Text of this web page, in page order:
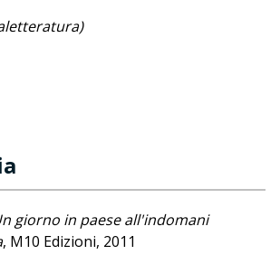
giorno in paese all'indomani
, M10 Edizioni, 2011